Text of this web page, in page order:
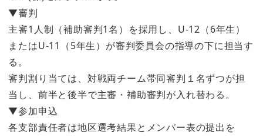
▼審判
主審1人制（補助審判1名）を採用し、U-12（6年生）
またはU-11（5年生）が審判委員会の指導の下に担当す
る。
審判割り当ては、対戦両チーム帯同審判１名ずつが担
当し、前半と後半で主審・補助審判が入れ替わる。
▼参加申込
各支部責任者は地区選考結果とメンバー表の提出を